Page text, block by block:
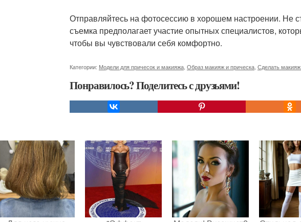
Отправляйтесь на фотосессию в хорошем настроении. Не
съемка предполагает участие опытных специалистов,
чтобы вы чувствовали себя комфортно.
Категории: Модели для причесок и макияжа Образ макияж и прическа Сделать
Понравилось? Поделитесь с друзьями!